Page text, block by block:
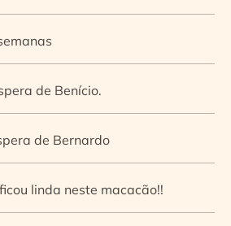
de Benício.
de Bernardo
linda neste macacão!!